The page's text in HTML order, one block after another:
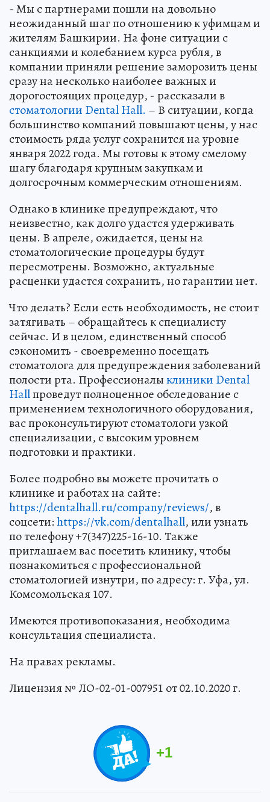
- Мы с партнерами пошли на довольно
неожиданный шаг по отношению к уфимцам и
жителям Башкирии. На фоне ситуации с
санкциями и колебанием курса рубля, в
компании приняли решение заморозить цены
сразу на несколько наиболее важных и
дорогостоящих процедур, - рассказали в
стоматологии Dental Hall. – В ситуации, когда
большинство компаний повышают цены, у нас
стоимость ряда услуг сохранится на уровне
января 2022 года. Мы готовы к этому смелому
шагу благодаря крупным закупкам и
долгосрочным коммерческим отношениям.
Однако в клинике предупреждают, что
неизвестно, как долго удастся удерживать
цены. В апреле, ожидается, цены на
стоматологические процедуры будут
пересмотрены. Возможно, актуальные
расценки удастся сохранить, но гарантии нет.
Что делать? Если есть необходимость, не стоит
затягивать – обращайтесь к специалисту
сейчас. И в целом, единственный способ
сэкономить - своевременно посещать
стоматолога для предупреждения заболеваний
полости рта. Профессионалыклиники Dental
Hallпроведут полноценное обследование с
применением технологичного оборудования,
вас проконсультируют стоматологи узкой
специализации, с высоким уровнем
подготовки и практики.
Более подробно вы можете прочитать о
клинике и работах на сайте:
https://dentalhall.ru/company/reviews/, в
соцсети:https://vk.com/dentalhall, или узнать
по телефону +7(347)225-16-10. Также
приглашаем вас посетить клинику, чтобы
познакомиться с профессиональной
стоматологией изнутри, по адресу: г. Уфа, ул.
Комсомольская 107.
Имеются противопоказания, необходима
консультация специалиста.
На правах рекламы.
Лицензия № ЛО-02-01-007951 от 02.10.2020 г.
+1